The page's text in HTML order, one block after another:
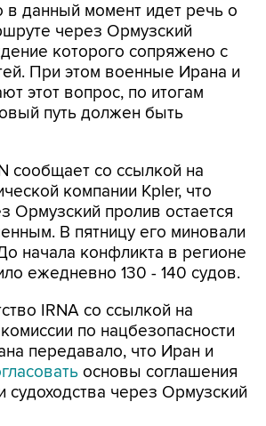
в данный момент идет речь о
через Ормузский
которого сопряжено с
При этом военные Ирана и
этот вопрос, по итогам
путь должен быть
сообщает со ссылкой на
компании Kpler, что
Ормузский пролив остается
В пятницу его миновали
начала конфликта в регионе
ежедневно 130 - 140 судов.
IRNA со ссылкой на
по нацбезопасности
передавало, что Иран и
основы соглашения
судоходства через Ормузский